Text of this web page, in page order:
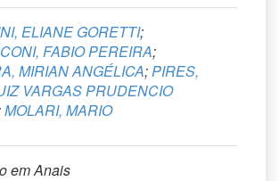
ELIANE GORETTI;
FABIO PEREIRA;
MIRIAN ANGÉLICA;PIRES,
VARGAS PRUDENCIO
MOLARI, MARIO
em Anais